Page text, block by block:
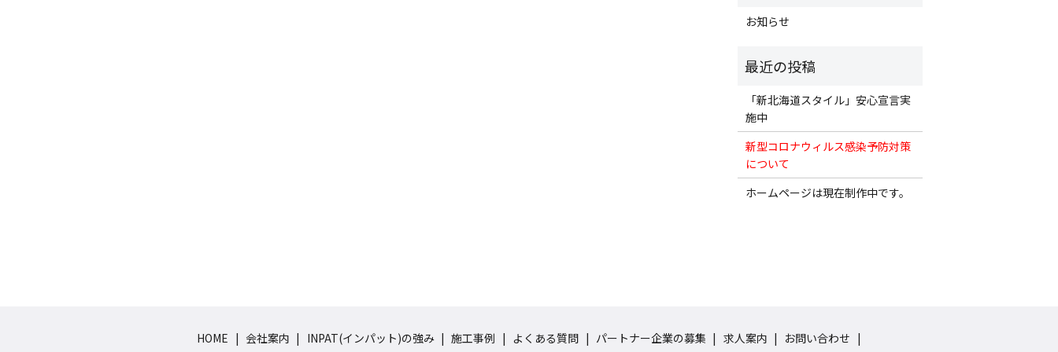
お知らせ
「新北海道スタイル」安心宣言実
施中
新型コロナウィルス感染予防対策
について
ホームページは現在制作中です。
HOME 会社案内 INPAT(インパット)の強み 施工事例 よくある質問 パートナー企業の募集 求人案内 お問い合わせ